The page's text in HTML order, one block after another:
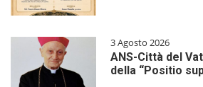
3 Agosto 2026
ANS-Città del
della “Positio